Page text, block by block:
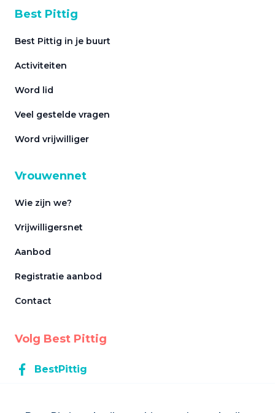
Best Pittig
Best Pittig in je buurt
Activiteiten
Word lid
Veel gestelde vragen
Word vrijwilliger
Vrouwennet
Wie zijn we?
Vrijwilligersnet
Aanbod
Registratie aanbod
Contact
Volg Best Pittig
BestPittig